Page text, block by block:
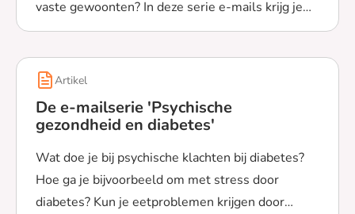
vaste gewoonten? In deze serie e-mails krijg je
uitleg en tips, ook om je nieuwe leefstijl vol te
Lees meer over De e-mailserie 'Leefstijl en diabetes
Artikel
De e-mailserie 'Psychische
gezondheid en diabetes'
Wat doe je bij psychische klachten bij diabetes?
Hoe ga je bijvoorbeeld om met stress door
diabetes? Kun je eetproblemen krijgen door